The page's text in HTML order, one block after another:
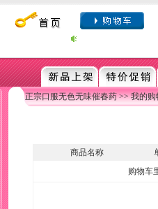
正宗口服无色无味催春药>> 我的购
商品名称
购物车